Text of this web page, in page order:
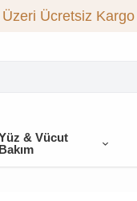
Ücretsiz Kargo
& Vücut
Bakım